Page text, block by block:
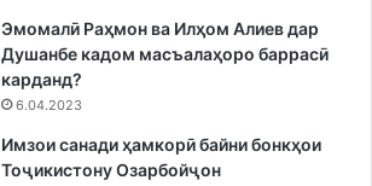
Эмомалӣ Раҳмон ва Илҳом Алиев дар
Душанбе кадом масъалаҳоро баррасӣ
карданд?
6.04.2023
Имзои санади ҳамкорӣ байни бонкҳои
Тоҷикистону Озарбойҷон